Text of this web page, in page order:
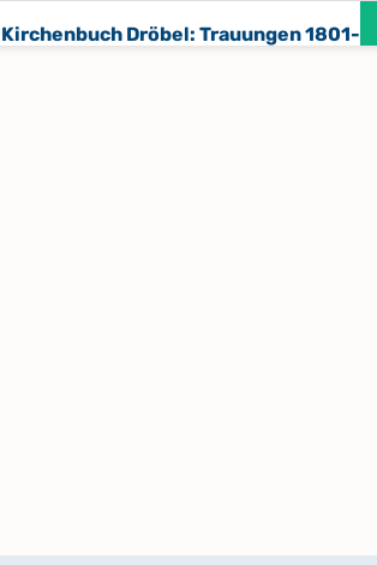
Kirchenbuch Dröbel: Trauungen 1801-
Keine verfügbaren Digitalisate